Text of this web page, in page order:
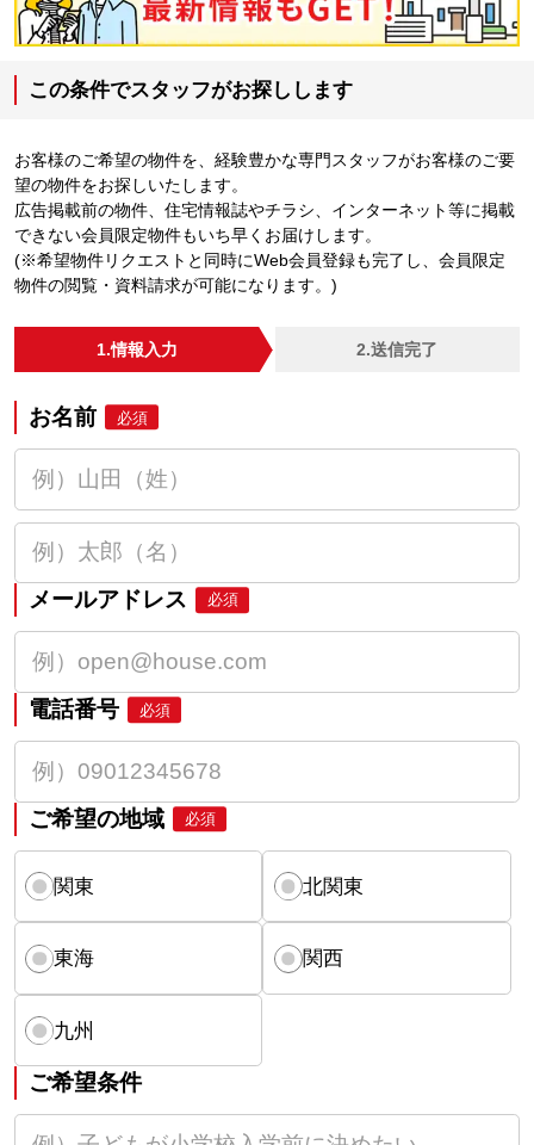
この条件でスタッフがお探しします
お客様のご希望の物件を、経験豊かな専門スタッフがお客様のご要
望の物件をお探しいたします。
広告掲載前の物件、住宅情報誌やチラシ、インターネット等に掲載
できない会員限定物件もいち早くお届けします。
(※希望物件リクエストと同時にWeb会員登録も完了し、会員限定
物件の閲覧・資料請求が可能になります。)
1.情報入力 2.送信完了
お名前 必須
メールアドレス 必須
電話番号 必須
ご希望の地域 必須
関東 北関東
東海 関西
九州
ご希望条件